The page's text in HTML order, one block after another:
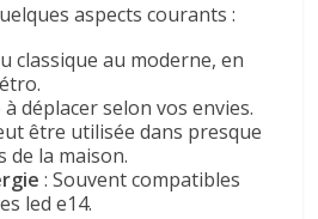
aspects courants :
classique au moderne, en
à déplacer selon vos envies.
être utilisée dans presque
de la maison.
: Souvent compatibles
led e14.